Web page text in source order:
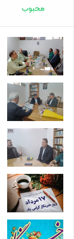
محبوب